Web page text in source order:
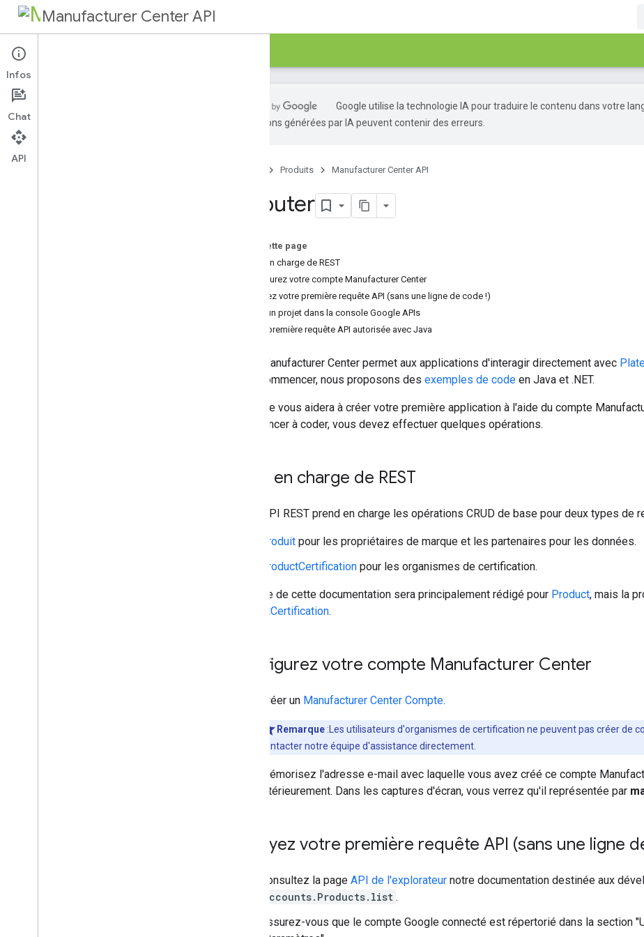
Manufacturer Center API
Commencer
Autoriser les requêtes
Google utilise la technologie IA pour traduire le contenu dans votre
traductions générées par IA peuvent contenir des erreurs.
Produits Manufacturer Center API
Débuter
Sur cette page
Prise en charge de REST
Configurez votre compte Manufacturer Center
Envoyez votre première requête API (sans une ligne de code !)
Créer un projet dans la console Google APIs
Votre première requête API autorisée avec Java
L'API Manufacturer Center permet aux applications d'interagir directement avec
aider commencer, nous proposons des exemples de code en Java et .NET.
Ce guide vous aidera à créer votre première application à l'aide du compte
commencer à coder, vous devez effectuer quelques opérations.
Prise en charge de REST
Notre API REST prend en charge les opérations CRUD de base pour deux types
Produit pour les propriétaires de marque et les partenaires pour les données.
ProductCertification pour les organismes de certification.
Le reste de cette documentation sera principalement rédigé pour Product, mais la
ProductCertification.
Configurez votre compte Manufacturer Center
Créer un Manufacturer Center Compte.
Remarque :Les utilisateurs d'organismes de certification ne peuvent pas créer de
contacter notre équipe d'assistance directement.
Mémorisez l'adresse e-mail avec laquelle vous avez créé ce compte
ultérieurement. Dans les captures d'écran, vous verrez qu'il représentée par
Envoyez votre première requête API (sans une ligne
Consultez la page API de l'explorateur notre documentation destinée aux
Accounts.Products.list .
Assurez-vous que le compte Google connecté est répertorié dans la section
Infos
Chat
API